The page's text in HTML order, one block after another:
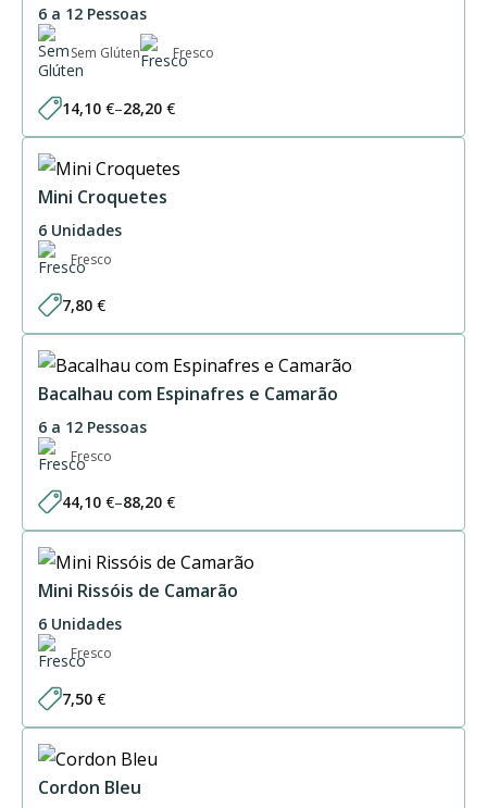
6 a 12 Pessoas
Sem Glúten Fresco
14,10 €–28,20 €
Price
range:
through
28,20 €
Mini Croquetes
6 Unidades
Fresco
7,80 €
Bacalhau com Espinafres e Camarão
6 a 12 Pessoas
Fresco
44,10 €–88,20 €
Price
range:
through
88,20 €
Mini Rissóis de Camarão
6 Unidades
Fresco
7,50 €
Cordon Bleu